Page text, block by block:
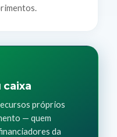
caixa
próprios
— quem
da